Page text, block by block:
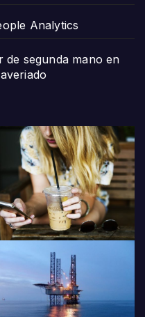
Analytics
de segunda mano en